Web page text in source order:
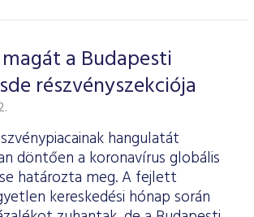
a Budapesti
részvényszekciója
hangulatát
döntően a koronavírus globális
határozta meg. A fejlett
kereskedési hónap során